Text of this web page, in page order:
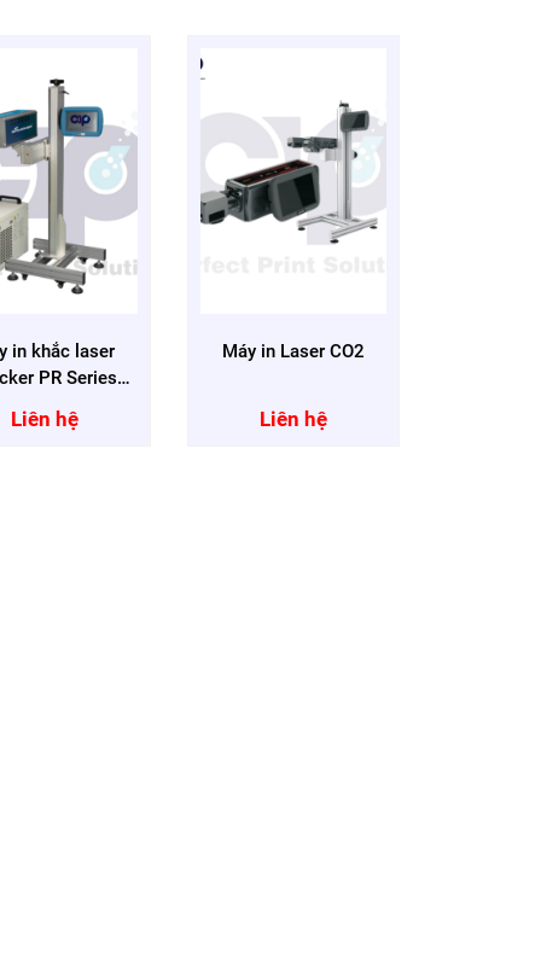
in khắc laser
PR Series
Liên hệ
Máy in Laser CO2
Liên hệ